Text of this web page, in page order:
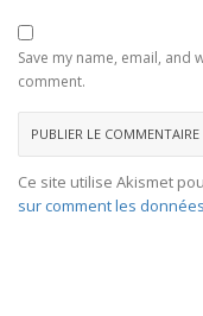
Save my name, email, and
comment.
Ce site utilise Akismet
sur comment les